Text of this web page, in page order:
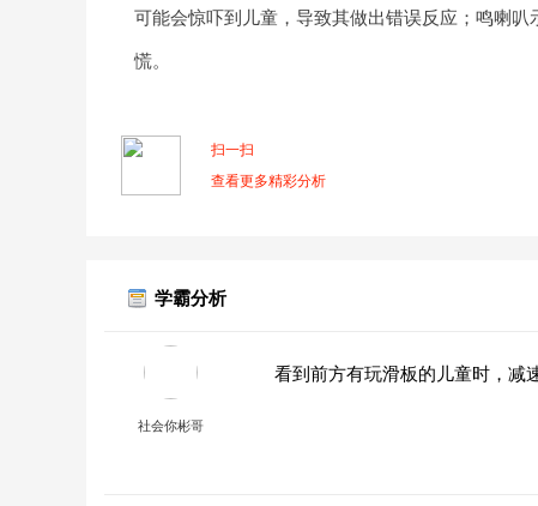
可能会惊吓到儿童，导致其做出错误反应；鸣喇
慌。
扫一扫
查看更多精彩分析
学霸分析
社会你彬哥
看到前方有玩滑板的儿童时，减